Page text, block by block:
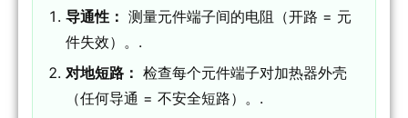
导通性： 测量元件端子间的电阻（开路 = 元
件失效）。.
对地短路： 检查每个元件端子对加热器外壳
（任何导通 = 不安全短路）。.